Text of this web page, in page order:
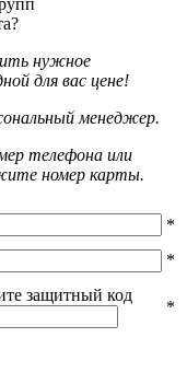
нужное
для вас цене!
менеджер.
телефона или
номер карты.
*
*
защитный код
*